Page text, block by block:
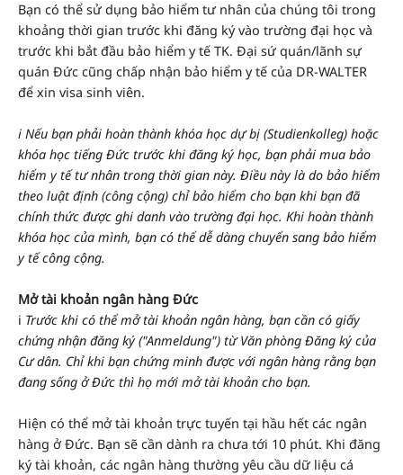
Bạn có thể sử dụng bảo hiểm tư nhân của chúng tôi trong
khoảng thời gian trước khi đăng ký vào trường đại học và
trước khi bắt đầu bảo hiểm y tế TK. Đại sứ quán/lãnh sự
quán Đức cũng chấp nhận bảo hiểm y tế của DR-WALTER
để xin visa sinh viên.
ℹ️ Nếu bạn phải hoàn thành khóa học dự bị (Studienkolleg) hoặc
khóa học tiếng Đức trước khi đăng ký học, bạn phải mua bảo
hiểm y tế tư nhân trong thời gian này. Điều này là do bảo hiểm
theo luật định (công cộng) chỉ bảo hiểm cho bạn khi bạn đã
chính thức được ghi danh vào trường đại học. Khi hoàn thành
khóa học của mình, bạn có thể dễ dàng chuyển sang bảo hiểm
y tế công cộng.
Mở tài khoản ngân hàng Đức
ℹ️ Trước khi có thể mở tài khoản ngân hàng, bạn cần có giấy
chứng nhận đăng ký ("Anmeldung") từ Văn phòng Đăng ký của
Cư dân. Chỉ khi bạn chứng minh được với ngân hàng rằng bạn
đang sống ở Đức thì họ mới mở tài khoản cho bạn.
Hiện có thể mở tài khoản trực tuyến tại hầu hết các ngân
hàng ở Đức. Bạn sẽ cần dành ra chưa tới 10 phút. Khi đăng
ký tài khoản, các ngân hàng thường yêu cầu dữ liệu cá